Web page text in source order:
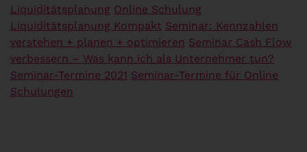
Liquiditätsplanung Online Schulung
Liquiditätsplanung Kompakt Seminar: Kennzahlen
verstehen + planen + optimieren Seminar Cash Flow
verbessern – Was kann ich als Unternehmer tun?
Seminar-Termine 2021 Seminar-Termine für Online
Schulungen